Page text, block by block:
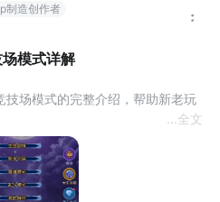
制造创作者
模式详解
技场模式的完整介绍，帮助新老玩
对战」的竞技模式。你和 AI 对手从
，然后用各自构筑好的牌组展开对
一星卡牌均可出现，真正考验的是
全文